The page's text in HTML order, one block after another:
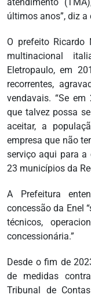
atendimento
últimos anos”, diz a
O prefeito Ricardo
multinacional
Eletropaulo, em
recorrentes,
vendavais. “Se
que talvez possa
aceitar, a
empresa que não
serviço aqui para a
23 municípios da
A Prefeitura
concessão da Enel
técnicos,
concessionária.”
Desde o fim de
de medidas
Tribunal de